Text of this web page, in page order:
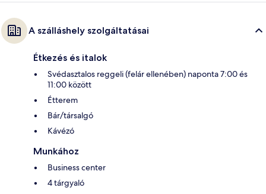
A szálláshely szolgáltatásai
Étkezés és italok
Svédasztalos reggeli (felár ellenében) naponta 7:00 és
11:00 között
Étterem
Bár/társalgó
Kávézó
Munkához
Business center
4 tárgyaló